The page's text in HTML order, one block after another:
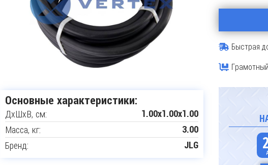
Основные характеристики:
ДxШxВ, см: 1.00x1.00x1.00
Масса, кг: 3.00
Бренд: JLG
Быстрая